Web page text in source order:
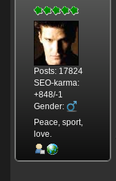
Posts: 17824
SEO-karma:
+848/-1
Gender:
Peace, sport,
love.